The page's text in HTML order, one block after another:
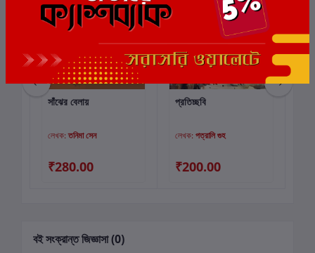
কার্টে যোগ করুন
সাঁঝের বেলায়
লেখক:তনিমা সেন
₹280.00
কার্টে যোগ করুন
প্রতিচ্ছবি
লেখক: পত্রালি গুহ
₹200.00
বই সংক্রান্ত জিজ্ঞাসা (0)